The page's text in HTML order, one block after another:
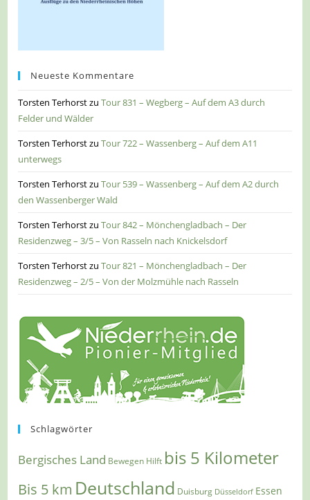
Neueste Kommentare
Torsten TerhorstzuTour 831 – Wegberg – Auf dem A3 durch
Felder und Wälder
Torsten TerhorstzuTour 722 – Wassenberg – Auf dem A11
unterwegs
Torsten TerhorstzuTour 539 – Wassenberg – Auf dem A2 durch
den Wassenberger Wald
Torsten TerhorstzuTour 842 – Mönchengladbach – Der
Residenzweg – 3/5 – Von Rasseln nach Knickelsdorf
Torsten TerhorstzuTour 821 – Mönchengladbach – Der
Residenzweg – 2/5 – Von der Molzmühle nach Rasseln
Schlagwörter
Bergisches Land Bewegen Hilft bis 5 Kilometer
Bis 5 km Deutschland Duisburg Düsseldorf Essen